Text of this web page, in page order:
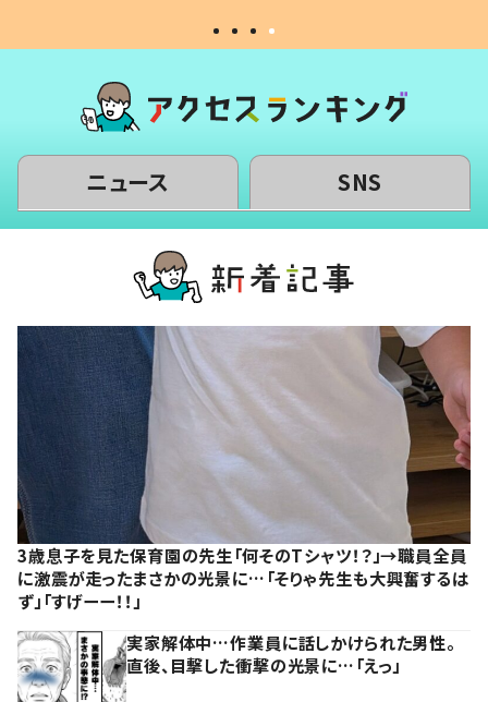
ニュース SNS
3歳息子を見た保育園の先生「何そのTシャツ！？」→職員全員
に激震が走ったまさかの光景に…「そりゃ先生も大興奮するは
ず」「すげーー！！」
実家解体中…作業員に話しかけられた男性。
直後、目撃した衝撃の光景に…「えっ」